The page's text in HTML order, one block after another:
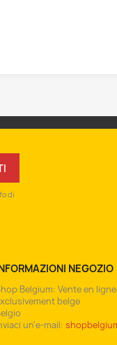
di
NEGOZIO
Belgium: Vente en
belge
un'e-mail: